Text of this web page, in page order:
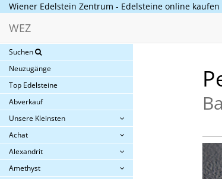
Wiener Edelstein Zentrum - Edelsteine online kaufen
WEZ
Suchen
Neuzugänge
Top Edelsteine
Abverkauf
Unsere Kleinsten
Achat
Alexandrit
Amethyst